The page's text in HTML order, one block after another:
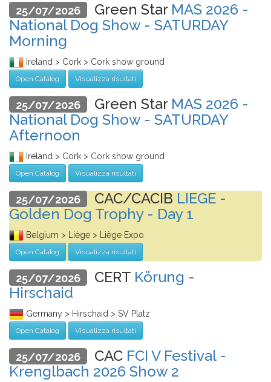
25/07/2026 Green Star MAS 2026 -
National Dog Show - SATURDAY
Morning
Ireland > Cork > Cork show ground
Open Catalog Visualizza risultati
25/07/2026 Green Star MAS 2026 -
National Dog Show - SATURDAY
Afternoon
Ireland > Cork > Cork show ground
Open Catalog Visualizza risultati
25/07/2026 CAC/CACIB LIEGE -
Golden Dog Trophy - Day 1
Belgium > Liège > Liège Expo
Open Catalog Visualizza risultati
25/07/2026 CERT Körung -
Hirschaid
Germany > Hirschaid > SV Platz
Open Catalog Visualizza risultati
25/07/2026 CAC FCI V Festival -
Krenglbach 2026 Show 2